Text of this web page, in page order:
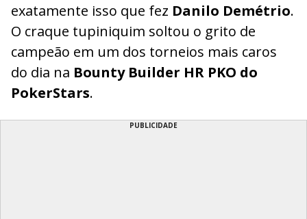
exatamente isso que fez Danilo Demétrio.
O craque tupiniquim soltou o grito de
campeão em um dos torneios mais caros
do dia na Bounty Builder HR PKO do
PokerStars.
PUBLICIDADE